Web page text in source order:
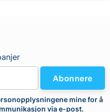
mine for å
via e-post.
Abonnere